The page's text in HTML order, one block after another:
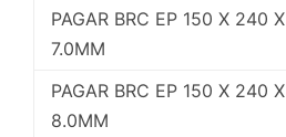
PAGAR BRC EP 150 X 240 X
7.0MM
PAGAR BRC EP 150 X 240 X
8.0MM